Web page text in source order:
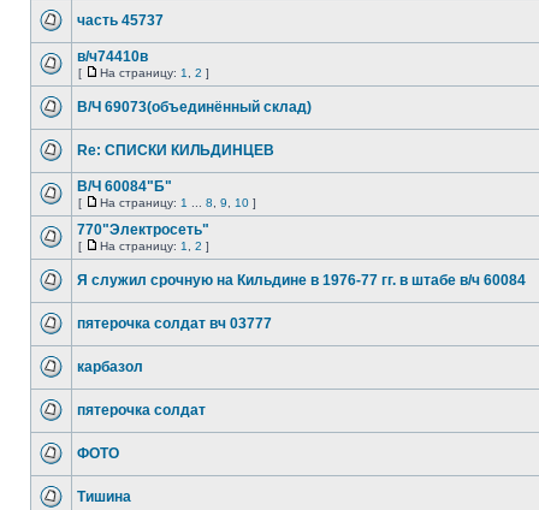
часть 45737
в/ч74410в
[ На страницу: 1 2 ]
В/Ч 69073(объединённый склад)
Re: СПИСКИ КИЛЬДИНЦЕВ
В/Ч 60084"Б"
[ На страницу: 1 8 9 10 ]
770"Электросеть"
[ На страницу: 1 2 ]
Я служил срочную на Кильдине в 1976-77 гг. в штабе в/ч 60084
пятерочка солдат вч 03777
карбазол
пятерочка солдат
ФОТО
Тишина